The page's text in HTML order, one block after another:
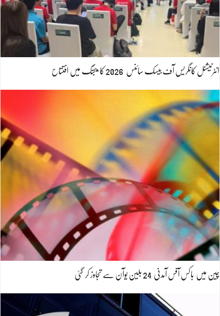
انٹرنیشنل کانگریس آف بیسک سائنس 2026 کا بیجنگ میں افتتاح
چین میں باکس آفس آمدنی 24 بلین یوآن سے تجاوز کر گئی